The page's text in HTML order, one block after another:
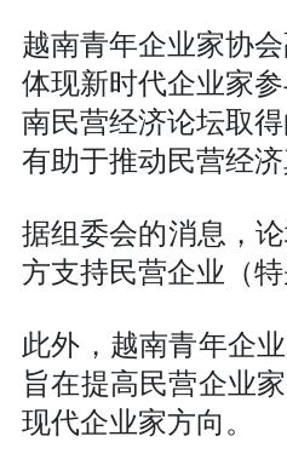
越南青年企业家协
体现新时代企业家
南民营经济论坛取
有助于推动民营经
据组委会的消息，
方支持民营企业（
此外，越南青年企
旨在提高民营企业
现代企业家方向。